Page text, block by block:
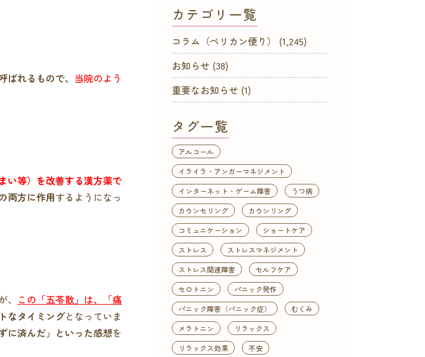
ばれるもので、 当院のよう
い等）を改善する漢方薬で
両方に作用するようになっ
この「五苓散」は、「痛
なタイミングとなっていま
に済んだ」といった感想を
カテゴリ一覧
コラム（ペリカン便り）
(1,245)
お知らせ (38)
重要なお知らせ (1)
タグ一覧
アルコール
イライラ・アンガーマネジメント
インターネット・ゲーム障害
うつ病
カウンセリング
カウンリング
コミュニケーション
ショートケア
ストレス
ストレスマネジメント
ストレス関連障害
セルフケア
セロトニン
パニック発作
パニック障害（パニック症）
むくみ
メラトニン
リラックス
リラックス効果
不安